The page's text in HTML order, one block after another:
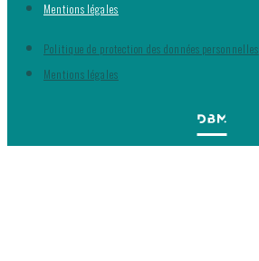
Mentions légales
Politique de protection des données personnelles
Mentions légales